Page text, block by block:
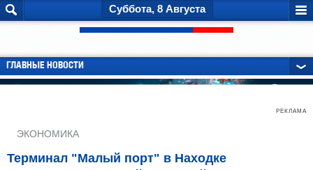
Суббота, 8 Августа
ГЛАВНЫЕ НОВОСТИ
РЕКЛАМА
ЭКОНОМИКА
Терминал "Малый порт" в Находке